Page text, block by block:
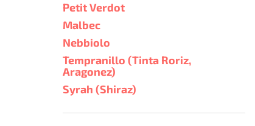
Petit Verdot
Malbec
Nebbiolo
Tempranillo (Tinta Roriz,
Aragonez)
Syrah (Shiraz)